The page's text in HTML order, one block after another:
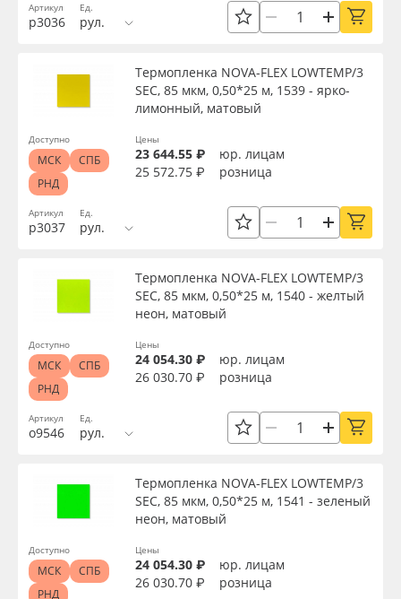
Артикул
р3036
Ед.
рул.
Артикул
р3037
Термопленка NOVA-FLEX LOWTEMP/3
SEC, 85 мкм, 0,50*25 м, 1539 - ярко-
лимонный, матовый
Ед.
рул.
Цены
23 644.55 ₽
юр. лицам
25 572.75 ₽
розница
Доступно
МСК
СПБ
РНД
Артикул
о9546
Термопленка NOVA-FLEX LOWTEMP/3
SEC, 85 мкм, 0,50*25 м, 1540 - желтый
неон, матовый
Ед.
рул.
Цены
24 054.30 ₽
юр. лицам
26 030.70 ₽
розница
Доступно
МСК
СПБ
РНД
Термопленка NOVA-FLEX LOWTEMP/3
SEC, 85 мкм, 0,50*25 м, 1541 - зеленый
неон, матовый
Цены
24 054.30 ₽
юр. лицам
26 030.70 ₽
розница
Доступно
МСК
СПБ
РНД